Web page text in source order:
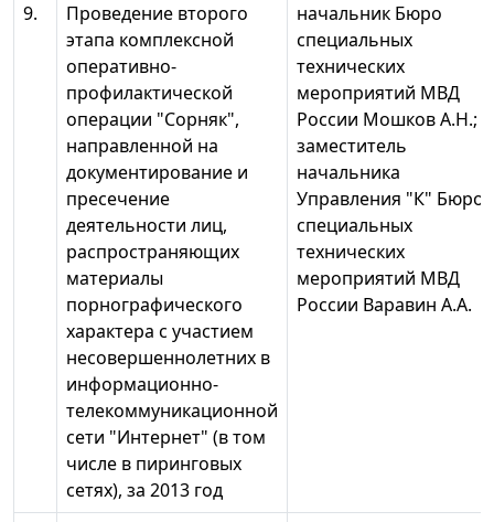
9.
Проведение второго
этапа комплексной
оперативно-
профилактической
операции "Сорняк",
направленной на
документирование и
пресечение
деятельности лиц,
распространяющих
материалы
порнографического
характера с участием
несовершеннолетних в
информационно-
телекоммуникационной
сети "Интернет" (в том
числе в пиринговых
сетях), за 2013 год
начальник Бюро
специальных
технических
мероприятий МВД
России Мошков А.Н.;
заместитель
начальника
Управления "К" Бюро
специальных
технических
мероприятий МВД
России Варавин А.А.